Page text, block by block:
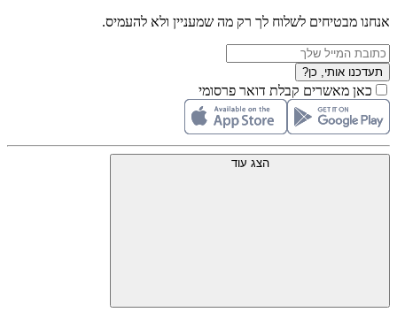
אנחנו מבטיחים לשלוח לך רק מה שמעניין ולא להעמיס.
תעדכנו אותי, כן?
כאן מאשרים קבלת דואר פרסומי
הצג עוד